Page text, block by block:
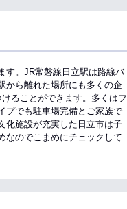
す。JR常磐線日立駅は路線バ
から離れた場所にも多くの企
ることができます。多くはフ
プでも駐車場完備とご家族で
化施設が充実した日立市は子
なのでこまめにチェックして